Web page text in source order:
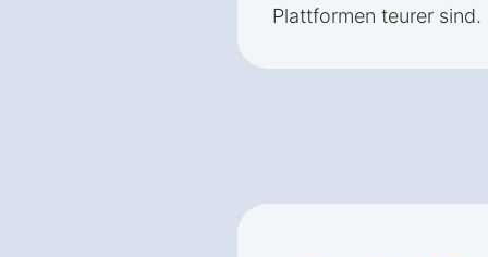
Plattformen teurer sind.